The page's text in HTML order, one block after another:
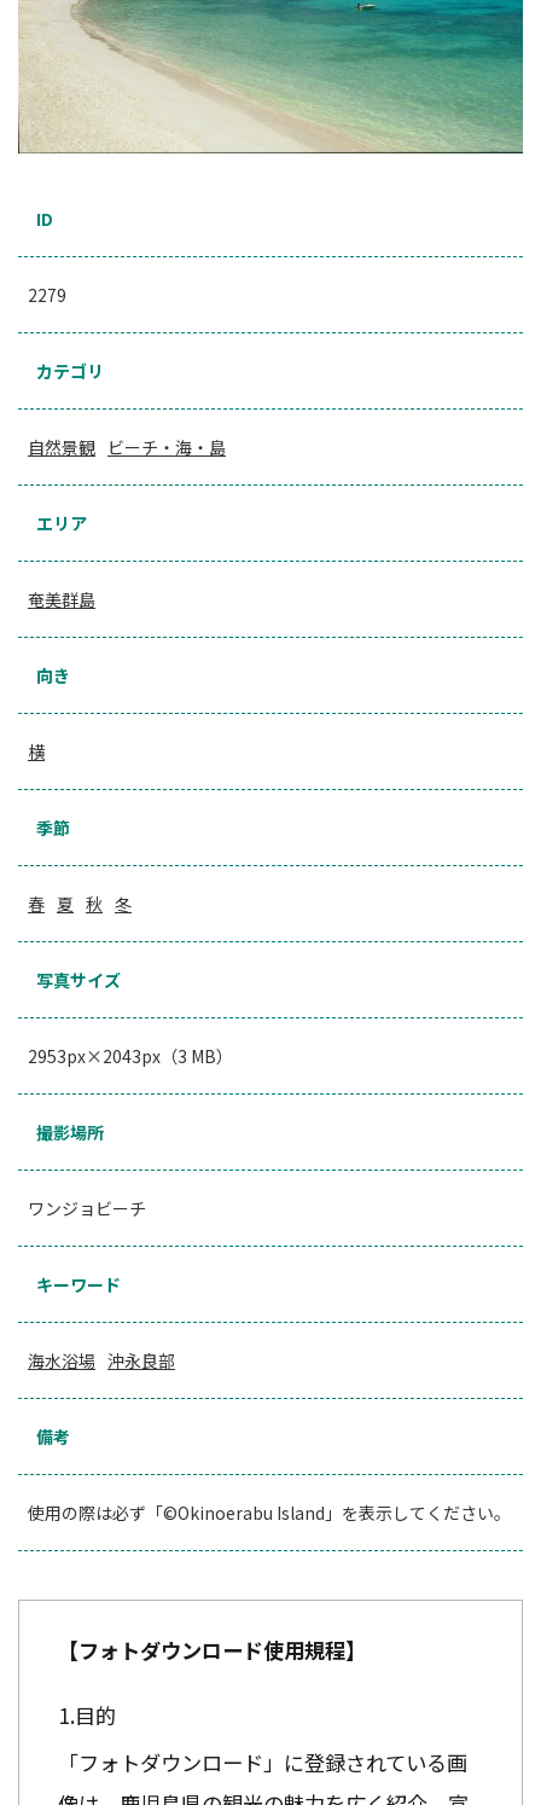
ID
2279
カテゴリ
自然景観 ビーチ・海・島
エリア
奄美群島
向き
横
季節
春 夏 秋 冬
写真サイズ
2953px×2043px（3 MB）
撮影場所
ワンジョビーチ
キーワード
海水浴場 沖永良部
備考
使用の際は必ず「©Okinoerabu Island」を表示してください。
【フォトダウンロード使用規程】
目的
「フォトダウンロード」に登録されている画